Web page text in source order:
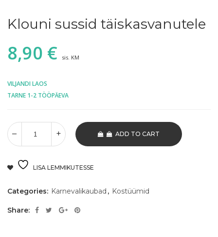
Klouni sussid täiskasvanutele
8,90 € sis. KM
VILJANDI LAOS
TARNE 1-2 TÖÖPÄEVA
ADD TO CART
LISA LEMMIKUTESSE
Categories: Karnevalikaubad , Kostüümid
Share: